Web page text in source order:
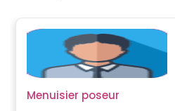
Menuisier poseur